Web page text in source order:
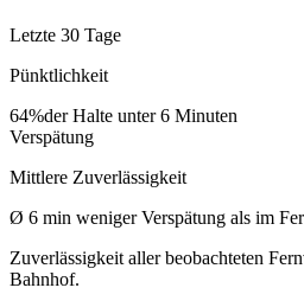
Letzte 30 Tage
Pünktlichkeit
64%der Halte unter 6 Minuten
Verspätung
Mittlere Zuverlässigkeit
Ø 6 min weniger Verspätung als im
Zuverlässigkeit aller beobachteten
Bahnhof.